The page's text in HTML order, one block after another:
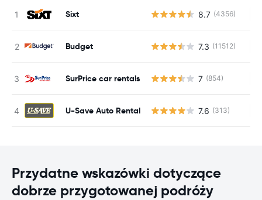
Sixt 8.7 (4356)
Budget 7.3 (11512)
SurPrice car rentals 7 (854)
U-Save Auto Rental 7.6 (313)
Przydatne wskazówki dotyczące
dobrze przygotowanej podróży